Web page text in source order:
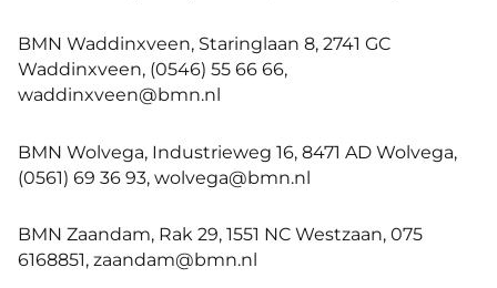
BMN Waddinxveen, Staringlaan 8, 2741 GC
Waddinxveen, (0546) 55 66 66,
waddinxveen@bmn.nl
BMN Wolvega, Industrieweg 16, 8471 AD Wolvega,
(0561) 69 36 93, wolvega@bmn.nl
BMN Zaandam, Rak 29, 1551 NC Westzaan, 075
6168851, zaandam@bmn.nl